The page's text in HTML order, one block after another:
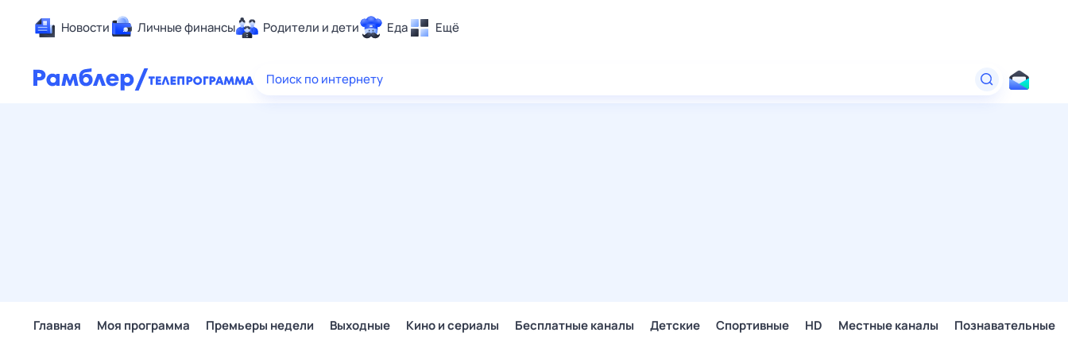
Новости Личные финансы Родители и дети Еда Ещё
Здоровье
Поиск по интернету
Главная Моя программа Премьеры недели Выходные Кино и сериалы Бесплатные каналы Детские Спортивные HD Местные каналы Познавательные